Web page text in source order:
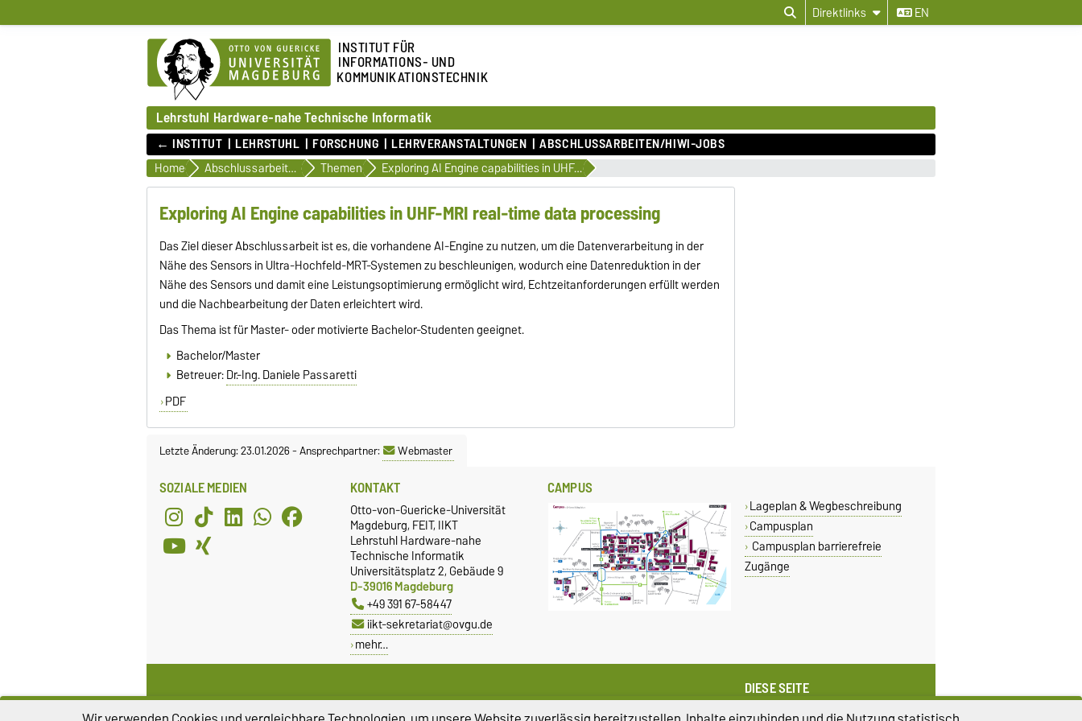
Direktlinks EN
INSTITUT FÜR
INFORMATIONS- UND
KOMMUNIKATIONSTECHNIK
Lehrstuhl Hardware-nahe Technische Informatik
← INSTITUT LEHRSTUHL FORSCHUNG LEHRVERANSTALTUNGEN ABSCHLUSSARBEITEN/HIWI-JOBS
Home Abschlussarbeiten/Hiwi-Jobs Themen Exploring AI Engine capabilities in UHF-MRI real-time data processing
Exploring AI Engine capabilities in UHF-MRI real-time data processing
Das Ziel dieser Abschlussarbeit ist es, die vorhandene AI-Engine zu nutzen, um die Datenverarbeitung in der
Nähe des Sensors in Ultra-Hochfeld-MRT-Systemen zu beschleunigen, wodurch eine Datenreduktion in der
Nähe des Sensors und damit eine Leistungsoptimierung ermöglicht wird, Echtzeitanforderungen erfüllt werden
und die Nachbearbeitung der Daten erleichtert wird.
Das Thema ist für Master- oder motivierte Bachelor-Studenten geeignet.
Bachelor/Master
Betreuer:Dr.-Ing. Daniele Passaretti
PDF
Letzte Änderung: 23.01.2026-Ansprechpartner: Webmaster
SOZIALE MEDIEN KONTAKT
Otto-von-Guericke-Universität
Magdeburg, FEIT, IIKT
Lehrstuhl Hardware-nahe
Technische Informatik
Universitätsplatz 2, Gebäude 9
D-39016 Magdeburg
+49 391 67-58447
iikt-sekretariat@ovgu.de
mehr…
CAMPUS
Lageplan & Wegbeschreibung
Campusplan
Campusplan barrierefreie
Zugänge
DIESE SEITE
Vorlesen